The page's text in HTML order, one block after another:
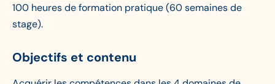
100 heures de formation pratique (60 semaines de
stage).
Objectifs et contenu